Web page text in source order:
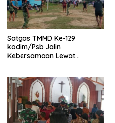
Satgas TMMD Ke-129
kodim/Psb Jalin
Kebersamaan Lewat